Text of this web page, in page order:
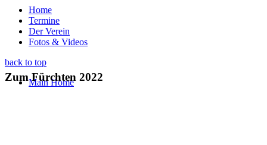
Home
Termine
Der Verein
Fotos & Videos
back to top
Main Home
Zum Fürchten 2022